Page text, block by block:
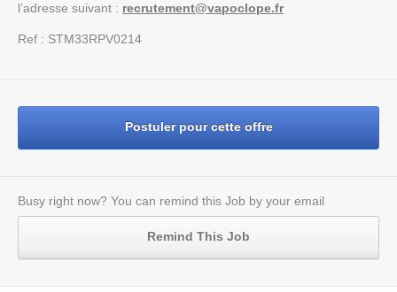
l’adresse suivant : recrutement@vapoclope.fr
Ref : STM33RPV0214
Postuler pour cette offre
Busy right now? You can remind this Job by your email
Remind This Job